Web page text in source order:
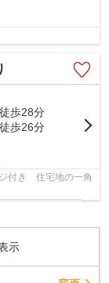
歩28分
歩26分
付き 住宅地の一角
示